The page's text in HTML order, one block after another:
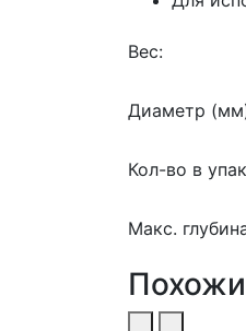
Вес:
Диаметр
Кол-во в
Макс.